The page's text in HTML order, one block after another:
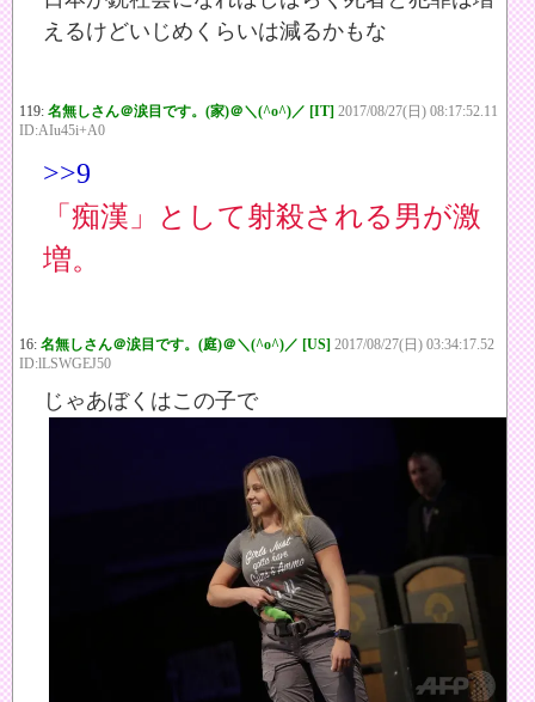
えるけどいじめくらいは減るかもな
119: 名無しさん＠涙目です。(家)＠＼(^o^)／ [IT] 2017/08/27(日) 08:17:52.11
ID:AIu45i+A0
>>9
「痴漢」として射殺される男が激
増。
16: 名無しさん＠涙目です。(庭)＠＼(^o^)／ [US] 2017/08/27(日) 03:34:17.52
ID:lLSWGEJ50
じゃあぼくはこの子で